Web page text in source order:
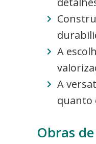
A
A
quanto
Obras